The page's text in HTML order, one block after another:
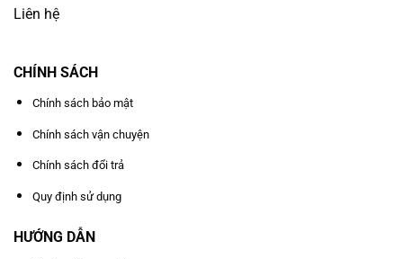
Liên hệ
CHÍNH SÁCH
Chính sách bảo mật
Chính sách vận chuyện
Chính sách đổi trả
Quy định sử dụng
HƯỚNG DẪN